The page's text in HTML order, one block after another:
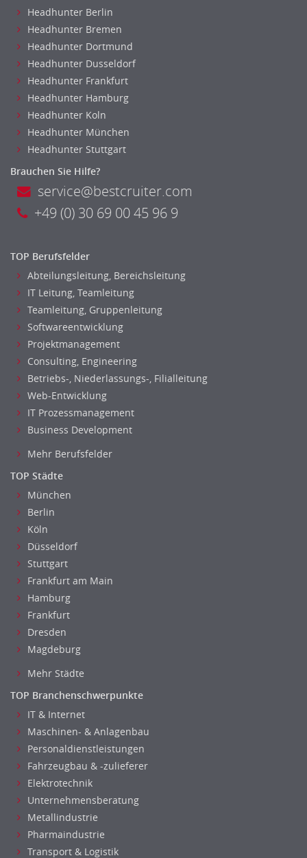
Headhunter Berlin
Headhunter Bremen
Headhunter Dortmund
Headhunter Dusseldorf
Headhunter Frankfurt
Headhunter Hamburg
Headhunter Koln
Headhunter München
Headhunter Stuttgart
Brauchen Sie Hilfe?
service@bestcruiter.com
+49 (0) 30 69 00 45 96 9
TOP Berufsfelder
Abteilungsleitung, Bereichsleitung
IT Leitung, Teamleitung
Teamleitung, Gruppenleitung
Softwareentwicklung
Projektmanagement
Consulting, Engineering
Betriebs-, Niederlassungs-, Filialleitung
Web-Entwicklung
IT Prozessmanagement
Business Development
Mehr Berufsfelder
TOP Städte
München
Berlin
Köln
Düsseldorf
Stuttgart
Frankfurt am Main
Hamburg
Frankfurt
Dresden
Magdeburg
Mehr Städte
TOP Branchenschwerpunkte
IT & Internet
Maschinen- & Anlagenbau
Personaldienstleistungen
Fahrzeugbau & -zulieferer
Elektrotechnik
Unternehmensberatung
Metallindustrie
Pharmaindustrie
Transport & Logistik